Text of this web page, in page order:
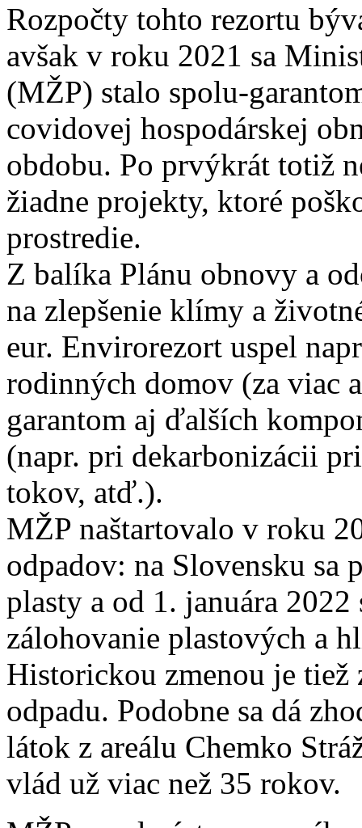
Rozpočty tohto rezortu
avšak v roku 2021 sa
(MŽP) stalo spolu-
covidovej hospodárskej
obdobu. Po prvýkrát totiž
žiadne projekty, ktoré
prostredie.
Z balíka Plánu obnovy a
na zlepšenie klímy a
eur. Envirorezort uspel
rodinných domov (za viac
garantom aj ďalších
(napr. pri dekarbonizácii
tokov, atď.).
MŽP naštartovalo v roku
odpadov: na Slovensku sa
plasty a od 1. januára
zálohovanie plastových a
Historickou zmenou je tiež
odpadu. Podobne sa dá
látok z areálu Chemko
vlád už viac než 35 rokov.